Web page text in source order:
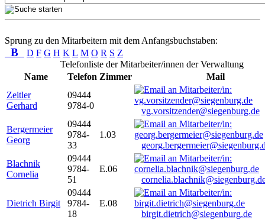
Sprung zu den Mitarbeitern mit dem Anfangsbuchstaben:
B D F G H K L M O R S Z
Telefonliste der Mitarbeiter/innen der Verwaltung
Name
Telefon Zimmer
Mail
Zeitler
Gerhard
09444
9784-0
vg.vorsitzender@siegenburg.de
Bergermeier
Georg
09444
9784-
33
1.03
Blachnik
Cornelia
09444
9784-
51
E.06
Dietrich Birgit
09444
9784-
18
E.08
birgit.dietrich@siegenburg.de